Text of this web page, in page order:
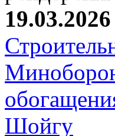
19.03.2026
Шойгу